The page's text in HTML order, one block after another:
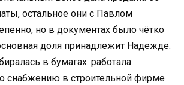
остальное они с Павлом
но в документах было чётко
доля принадлежит Надежде.
в бумагах: работала
снабжению в строительной фирме